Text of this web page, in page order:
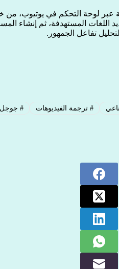
لوحة التحكم في يوتيوب، من
اللغات المستهدفة، ثم إنشاء
تفاعل الجمهور.
# ترجمة الفيديوهات # جوجل